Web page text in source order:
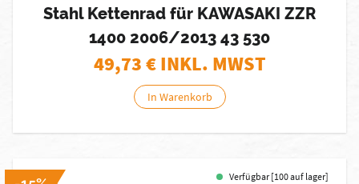
Stahl Kettenrad für KAWASAKI ZZR
1400 2006/2013 43 530
49,73€ INKL. MWST
In Warenkorb
Verfügbar [100 auf lager]